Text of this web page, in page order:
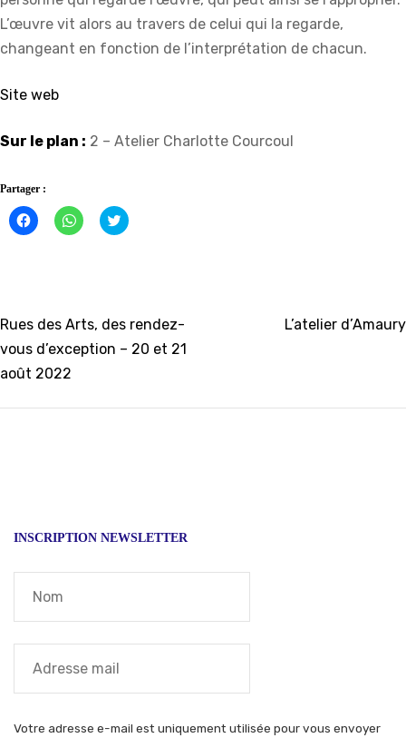
L’œuvre vit alors au travers de celui qui la regarde,
changeant en fonction de l’interprétation de chacun.
Site web
Sur le plan : 2 – Atelier Charlotte Courcoul
Partager :
Cliquez
pour
Cliquez
pour
Click
to
Navigation
de
l’article
Rues des Arts, des rendez-
vous d’exception – 20 et 21
août 2022
L’atelier d’Amaury
INSCRIPTION NEWSLETTER
Votre adresse e-mail est uniquement utilisée pour vous envoyer